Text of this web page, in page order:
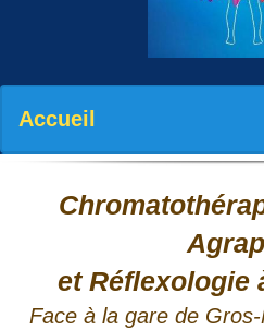
Accueil
et Réflexologie
Face à la gare de